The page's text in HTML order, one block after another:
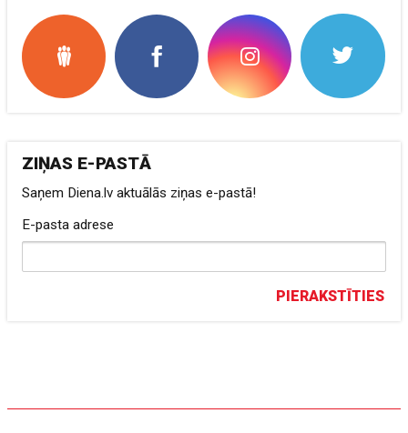
ZIŅAS E-PASTĀ
Saņem Diena.lv aktuālās ziņas e-pastā!
E-pasta adrese
PIERAKSTĪTIES